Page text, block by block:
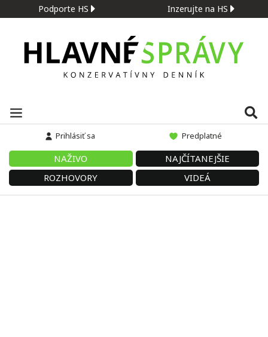
Podporte HS Inzerujte na HS
Prihlásiť sa Predplatné
NAŽIVO
NAJČÍTANEJŠIE
ROZHOVORY
VIDEÁ